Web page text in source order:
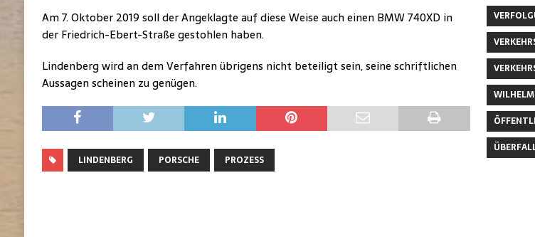
Am 7. Oktober 2019 soll der Angeklagte auf diese Weise auch einen BMW 740XD in
der Friedrich-Ebert-Straße gestohlen haben.
Lindenberg wird an dem Verfahren übrigens nicht beteiligt sein, seine schriftlichen
Aussagen scheinen zu genügen.
LINDENBERG PORSCHE PROZESS